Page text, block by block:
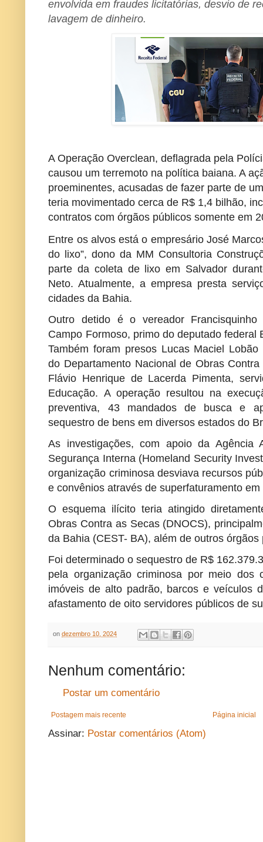
envolvida em fraudes licitatórias, desvio de
lavagem de dinheiro.
A Operação Overclean, deflagrada pela
causou um terremoto na política baiana. A
proeminentes, acusadas de fazer parte de
teria movimentado cerca de R$ 1,4 bilhão,
contratos com órgãos públicos somente em
Entre os alvos está o empresário José
do lixo”, dono da MM Consultoria
parte da coleta de lixo em Salvador
Neto. Atualmente, a empresa presta
cidades da Bahia.
Outro detido é o vereador
Campo Formoso, primo do deputado federal
Também foram presos Lucas Maciel
do Departamento Nacional de Obras
Flávio Henrique de Lacerda Pimenta,
Educação. A operação resultou na
preventiva, 43 mandados de busca e
sequestro de bens em diversos estados do
As investigações, com apoio da Agência
Segurança Interna (Homeland Security
organização criminosa desviava recursos
e convênios através de superfaturamento
O esquema ilícito teria atingido
Obras Contra as Secas (DNOCS),
da Bahia (CEST- BA), além de outros órgãos
Foi determinado o sequestro de R$
pela organização criminosa por meio dos
imóveis de alto padrão, barcos e veículos
afastamento de oito servidores públicos de
ondezembro 10, 2024
Nenhum comentário:
Postar um comentário
Postagem mais recente Página inicial
Assinar: Postar comentários (Atom)